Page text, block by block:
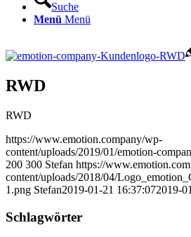
Suche
Menü Menü
RWD
RWD
https://www.emotion.company/wp-
content/uploads/2019/01/emotion-
200 300 Stefan https://
content/uploads/2018/04/
1.png Stefan2019-01-21 16:37:072019-
Schlagwörter